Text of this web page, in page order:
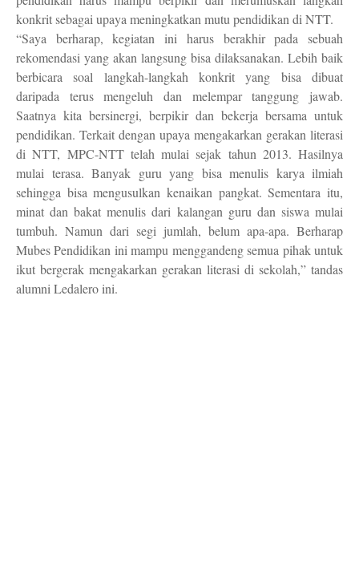
konkrit sebagai upaya meningkatkan mutu pendidikan di NTT.
“Saya berharap, kegiatan ini harus berakhir pada sebuah
rekomendasi yang akan langsung bisa dilaksanakan. Lebih baik
berbicara soal langkah-langkah konkrit yang bisa dibuat
daripada terus mengeluh dan melempar tanggung jawab.
Saatnya kita bersinergi, berpikir dan bekerja bersama untuk
pendidikan. Terkait dengan upaya mengakarkan gerakan literasi
di NTT, MPC-NTT telah mulai sejak tahun 2013. Hasilnya
mulai terasa. Banyak guru yang bisa menulis karya ilmiah
sehingga bisa mengusulkan kenaikan pangkat. Sementara itu,
minat dan bakat menulis dari kalangan guru dan siswa mulai
tumbuh. Namun dari segi jumlah, belum apa-apa. Berharap
Mubes Pendidikan ini mampu menggandeng semua pihak untuk
ikut bergerak mengakarkan gerakan literasi di sekolah,” tandas
alumni Ledalero ini.